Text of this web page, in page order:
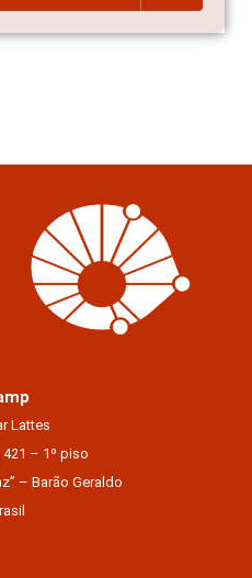
Lattes
– 1º piso
– Barão Geraldo